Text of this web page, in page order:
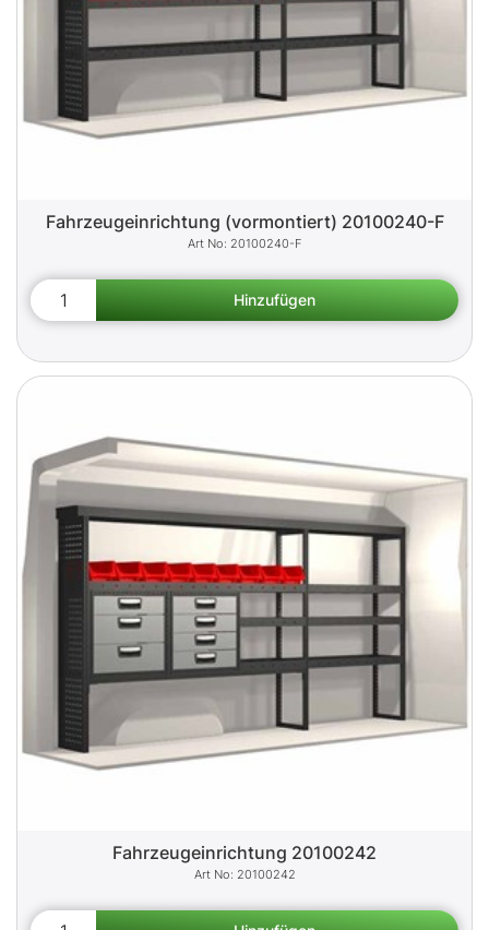
Fahrzeugeinrichtung (vormontiert) 20100240-F
20100240-F
Fahrzeugeinrichtung 20100242
20100242